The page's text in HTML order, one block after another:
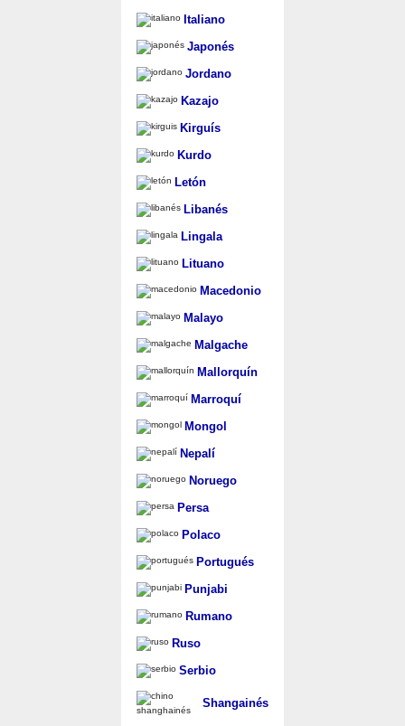
Italiano
Japonés
Jordano
Kazajo
Kirguís
Kurdo
Letón
Libanés
Lingala
Lituano
Macedonio
Malayo
Malgache
Mallorquín
Marroquí
Mongol
Nepalí
Noruego
Persa
Polaco
Portugués
Punjabi
Rumano
Ruso
Serbio
Shangainés